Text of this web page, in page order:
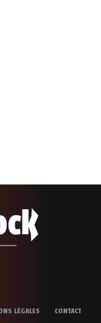
LÉGALES CONTACT